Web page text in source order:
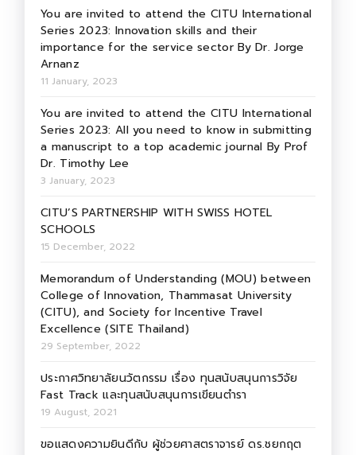
You are invited to attend the CITU International
Series 2023: Innovation skills and their
importance for the service sector By Dr. Jorge
Arnanz
11 January, 2023
You are invited to attend the CITU International
Series 2023: All you need to know in submitting
a manuscript to a top academic journal By Prof
Dr. Timothy Lee
3 January, 2023
CITU’S PARTNERSHIP WITH SWISS HOTEL
SCHOOLS
15 December, 2022
Memorandum of Understanding (MOU) between
College of Innovation, Thammasat University
(CITU), and Society for Incentive Travel
Excellence (SITE Thailand)
29 September, 2022
ประกาศวิทยาลัยนวัตกรรม เรื่อง ทุนสนับสนุนการวิจัย
Fast Track และทุนสนับสนุนการเขียนตำรา
19 August, 2021
ขอแสดงความยินดีกับ ผู้ช่วยศาสตราจารย์ ดร.ชยกฤต